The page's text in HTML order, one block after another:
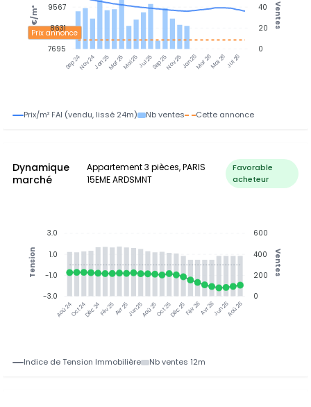
Sep 24Nov 24Jan 25Mar 25Mai 25Jul 25Sep 25Nov 25Jan 26Mar 26Mai 26Jul 26
Prix annonce
40
20
0
Ventes
9567
8631
7695
€/m²
Prix/m² FAI (vendu, lissé 24m) Nb ventes Cette annonce
Dynamique
marché
Appartement 3 pièces, PARIS
15EME ARDSMNT
Favorable
acheteur
Aoû 24Oct 24Déc 24Fév 25Avr 25Jun 25Aoû 25Oct 25Déc 25Fév 26Avr 26Jun 26Aoû 26
600
400
200
0
Ventes
3.0
1.0
-1.0
-3.0
Tension
Indice de Tension Immobilière Nb ventes 12m